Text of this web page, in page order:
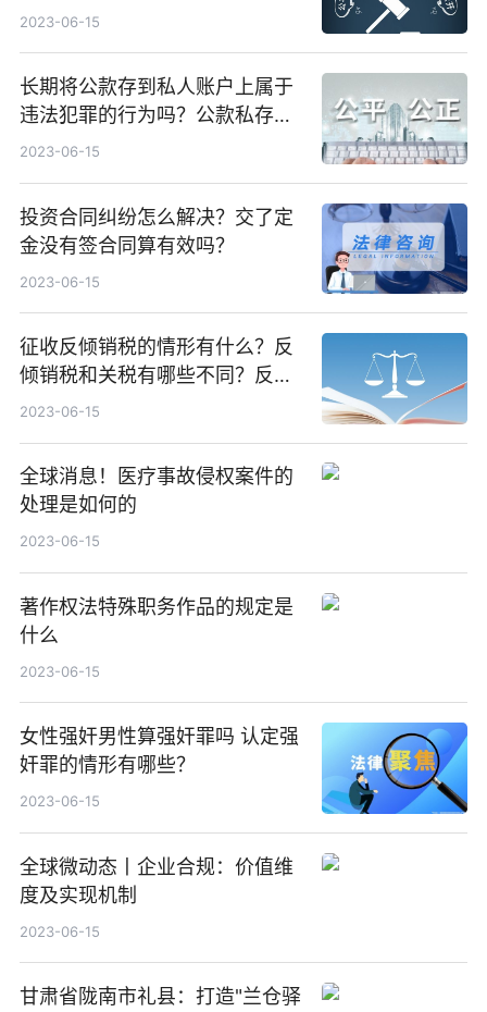
2023-06-15
长期将公款存到私人账户上属于
违法犯罪的行为吗？公款私存通
常表现形式
2023-06-15
投资合同纠纷怎么解决？交了定
金没有签合同算有效吗？
2023-06-15
征收反倾销税的情形有什么？反
倾销税和关税有哪些不同？反倾
销税和关税的区别是什么？ 天天
2023-06-15
全球消息！医疗事故侵权案件的
处理是如何的
2023-06-15
著作权法特殊职务作品的规定是
什么
2023-06-15
女性强奸男性算强奸罪吗 认定强
奸罪的情形有哪些？
2023-06-15
全球微动态丨企业合规：价值维
度及实现机制
2023-06-15
甘肃省陇南市礼县：打造"兰仓驿